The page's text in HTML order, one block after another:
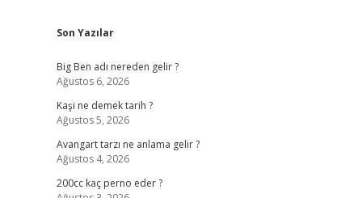
Sidebar
Son Yazılar
Big Ben adı nereden gelir ?
Ağustos 6, 2026
Kaşi ne demek tarih ?
Ağustos 5, 2026
Avangart tarzı ne anlama gelir ?
Ağustos 4, 2026
200cc kaç perno eder ?